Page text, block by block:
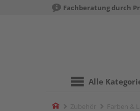
Fachberatung durch
Alle
Home